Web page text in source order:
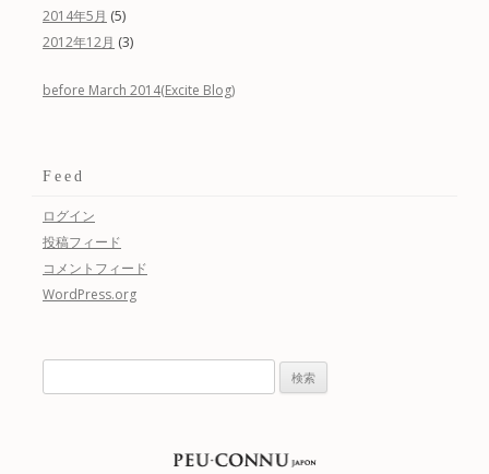
2014年5月 (5)
2012年12月 (3)
before March 2014(Excite Blog)
Feed
ログイン
投稿フィード
コメントフィード
WordPress.org
索: